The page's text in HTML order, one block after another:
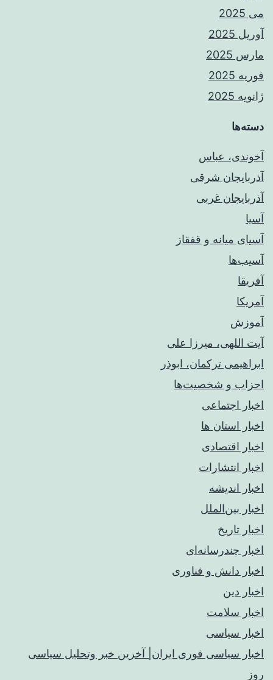
می 2025
آوریل 2025
مارس 2025
فوریه 2025
ژانویه 2025
دسته‌ها
آخوندی، عباس
آذربایجان شرقی
آذربایجان غربی
آسیا
آسیای میانه و قفقاز
آسیب‌ها
آفریقا
آمریکا
آموزش
آیت اللهی، میرزا علی
ابراهیمی ترکمان، ابوذر
احزاب و شخصیت‌ها
اخبار اجتماعی
اخبار استان ها
اخبار اقتصادی
اخبار انتشارات
اخبار اندیشه
اخبار بین‌الملل
اخبار تاریخ
اخبار چندرسانه‌ای
اخبار دانش و فناوری
اخبار دین
اخبار سلامت
اخبار سیاسی
اخبار سیاسی فوری ایران| آخرین خبر وتحلیل سیاسی
روز